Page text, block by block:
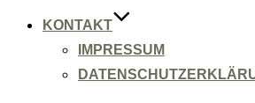
KONTAKT
IMPRESSUM